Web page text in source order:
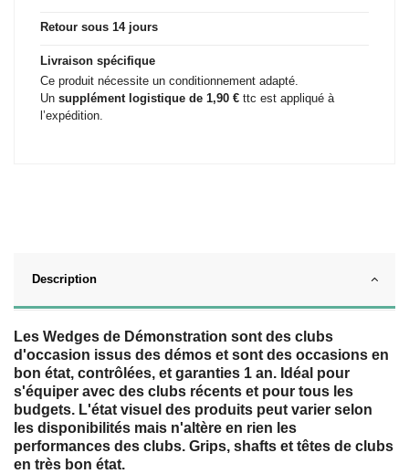
Retour sous 14 jours
Livraison spécifique
Ce produit nécessite un conditionnement adapté.
Un supplément logistique de 1,90 € ttc est appliqué à
l’expédition.
Description
Les Wedges de Démonstration sont des clubs
d'occasion issus des démos et sont des occasions en
bon état, contrôlées, et garanties 1 an. Idéal pour
s'équiper avec des clubs récents et pour tous les
budgets. L'état visuel des produits peut varier selon
les disponibilités mais n'altère en rien les
performances des clubs. Grips, shafts et têtes de clubs
en très bon état.